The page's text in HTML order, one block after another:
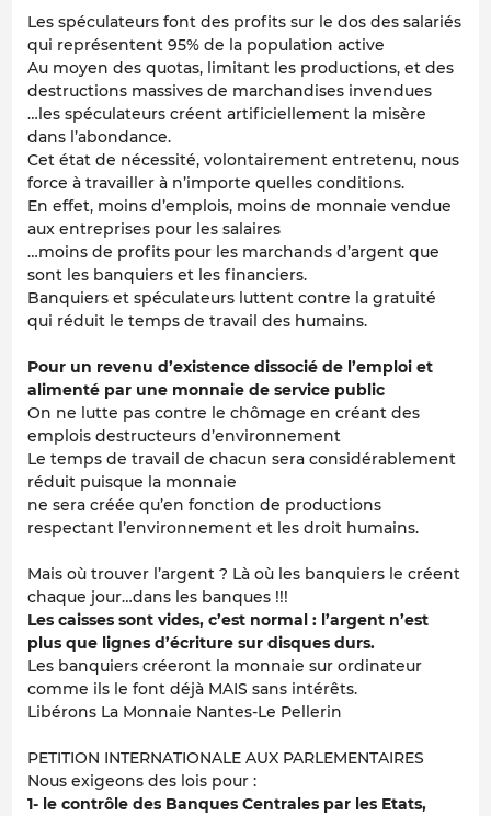
Les spéculateurs font des profits sur le dos des salariés
qui représentent 95% de la population active
Au moyen des quotas, limitant les productions, et des
destructions massives de marchandises invendues
…les spéculateurs créent artificiellement la misère
dans l’abondance.
Cet état de nécessité, volontairement entretenu, nous
force à travailler à n’importe quelles conditions.
En effet, moins d’emplois, moins de monnaie vendue
aux entreprises pour les salaires
…moins de profits pour les marchands d’argent que
sont les banquiers et les financiers.
Banquiers et spéculateurs luttent contre la gratuité
qui réduit le temps de travail des humains.
Pour un revenu d’existence dissocié de l’emploi et
alimenté par une monnaie de service public
On ne lutte pas contre le chômage en créant des
emplois destructeurs d’environnement
Le temps de travail de chacun sera considérablement
réduit puisque la monnaie
ne sera créée qu’en fonction de productions
respectant l’environnement et les droit humains.
Mais où trouver l’argent ? Là où les banquiers le créent
chaque jour…dans les banques !!!
Les caisses sont vides, c’est normal : l’argent n’est
plus que lignes d’écriture sur disques durs.
Les banquiers créeront la monnaie sur ordinateur
comme ils le font déjà MAIS sans intérêts.
Libérons La Monnaie Nantes-Le Pellerin
PETITION INTERNATIONALE AUX PARLEMENTAIRES
Nous exigeons des lois pour :
1- le contrôle des Banques Centrales par les Etats,